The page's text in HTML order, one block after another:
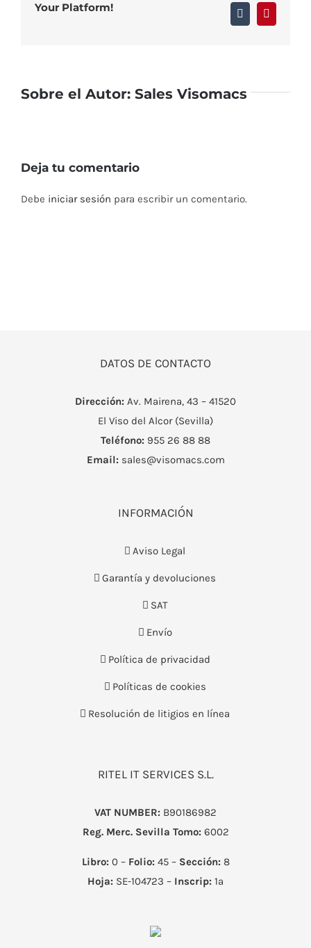
Your Platform!
TumblrPinterest
Sobre el Autor: Sales Visomacs
Deja tu comentario
Debe iniciar sesión para escribir un comentario.
DATOS DE CONTACTO
Dirección: Av. Mairena, 43 – 41520
El Viso del Alcor (Sevilla)
Teléfono: 955 26 88 88
Email:sales@visomacs.com
INFORMACIÓN
Aviso Legal
Garantía y devoluciones
SAT
Envío
Política de privacidad
Políticas de cookies
Resolución de litigios en línea
RITEL IT SERVICES S.L.
VAT NUMBER: B90186982
Reg. Merc. Sevilla Tomo:6002
Libro:0 – Folio:45 – Sección:8
Hoja: SE-104723 – Inscrip: 1ª